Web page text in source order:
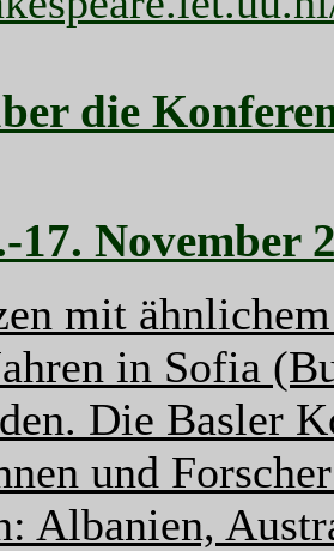
die
17. November
mit
in Sofia
Die Basler
und
Albanien,